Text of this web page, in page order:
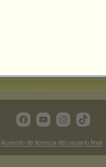
No
Acuerdo de licencia del usuario final